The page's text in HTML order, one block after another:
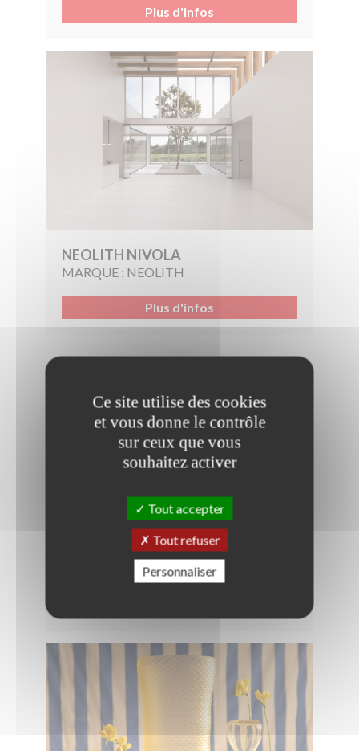
Plus d'infos
NEOLITH NIVOLA
MARQUE : NEOLITH
Plus d'infos
CAMP BY N-LAB & STUDIO D+A
NOCTIS
Ce site utilise des cookies
et vous donne le contrôle
sur ceux que vous
souhaitez activer
Tout accepter
Tout refuser
Personnaliser